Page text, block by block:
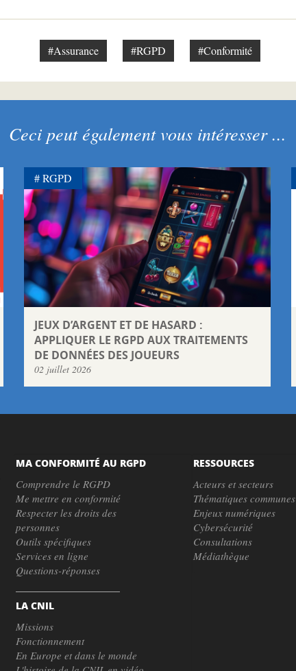
#Assurance #RGPD #Conformité
Ceci peut également vous intéresser ...
JEUX D’ARGENT ET DE HASARD :
APPLIQUER LE RGPD AUX TRAITEMENTS
DE DONNÉES DES JOUEURS
02 juillet 2026
RGPD
MA CONFORMITÉ AU RGPD
Comprendre le RGPD
Me mettre en conformité
Respecter les droits des
personnes
Outils spécifiques
Services en ligne
Questions-réponses
LA CNIL
Missions
Fonctionnement
En Europe et dans le monde
RESSOURCES
Acteurs et secteurs
Thématiques communes
Enjeux numériques
Cybersécurité
Consultations
Médiathèque